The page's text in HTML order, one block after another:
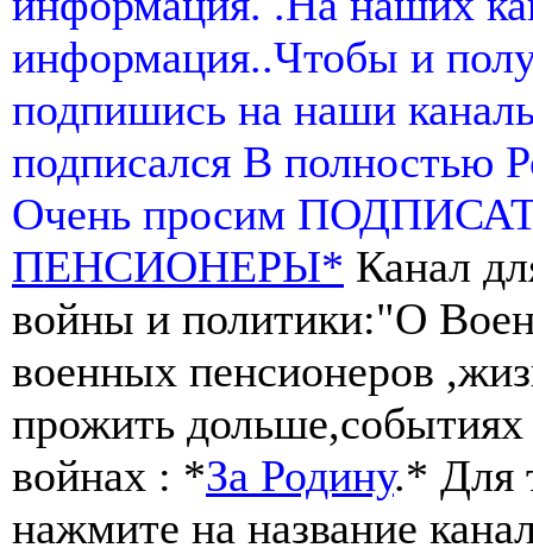
информация..Чтобы и
подпишись на наши
подписался В полностью
Очень просим
ПЕНСИОНЕРЫ* Канал
войны и политики:"О
военных пенсионеров
прожить
войнах : *За Родину.* Для
нажмите на название